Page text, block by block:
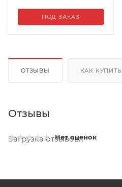
ПОД ЗАКАЗ
ОТЗЫВЫ КАК КУПИТЬ
Отзывы
Нет оценок
Загрузка отзывов...